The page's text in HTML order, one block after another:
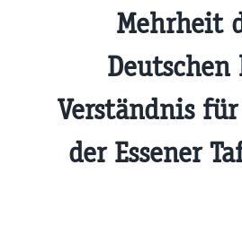
Mehrheit
Deutschen
Verständnis
der Essener